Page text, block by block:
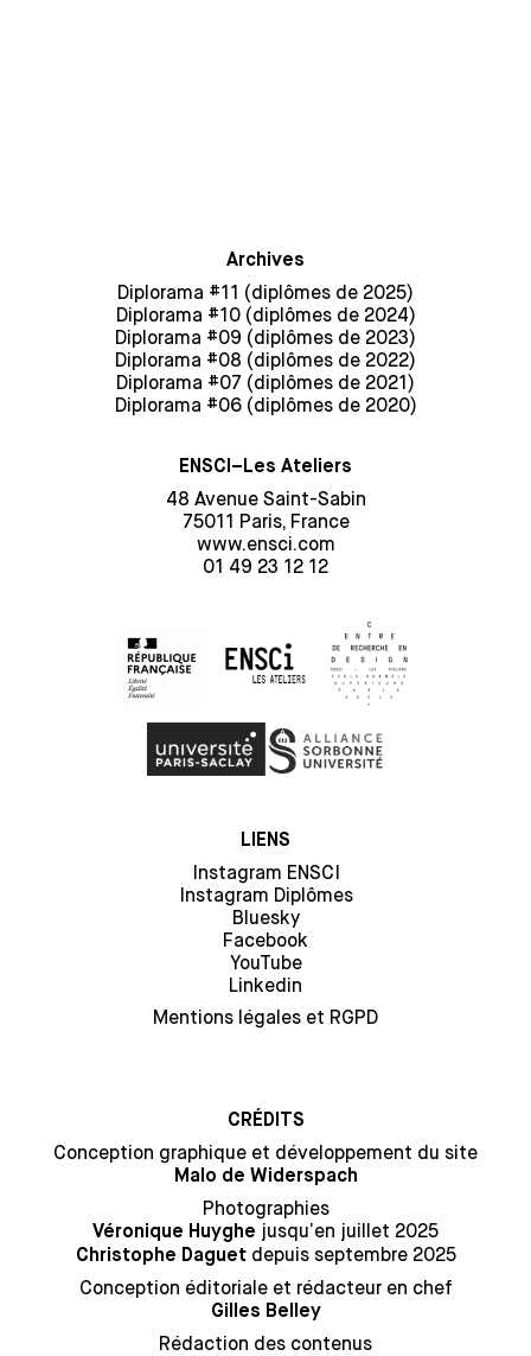
Archives
Diplorama #11 (diplômes de 2025)
Diplorama #10 (diplômes de 2024)
Diplorama #09 (diplômes de 2023)
Diplorama #08 (diplômes de 2022)
Diplorama #07 (diplômes de 2021)
Diplorama #06 (diplômes de 2020)
ENSCI–Les Ateliers
48 Avenue Saint-Sabin
75011 Paris, France
www.ensci.com
01 49 23 12 12
LIENS
Instagram ENSCI
Instagram Diplômes
Bluesky
Facebook
YouTube
Linkedin
Mentions légales et RGPD
CRÉDITS
Conception graphique et développement du site
Malo de Widerspach
Photographies
Véronique Huyghe jusqu’en juillet 2025
Christophe Daguetdepuis septembre 2025
Conception éditoriale et rédacteur en chef
Gilles Belley
Rédaction des contenus